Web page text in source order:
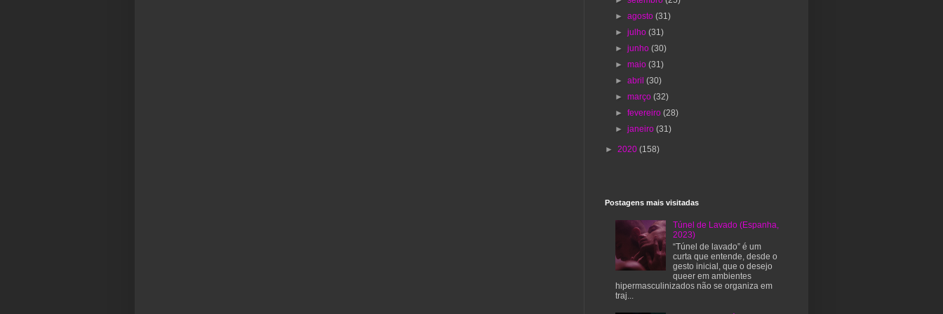
►agosto(31)
►julho(31)
►junho(30)
►maio(31)
►abril(30)
►março(32)
►fevereiro(28)
►janeiro(31)
► 2020 (158)
Postagens mais visitadas
Túnel de Lavado (Espanha,
2023)
“Túnel de lavado” é um
curta que entende, desde o
gesto inicial, que o desejo
queer em ambientes
hipermasculinizados não se organiza em
traj...